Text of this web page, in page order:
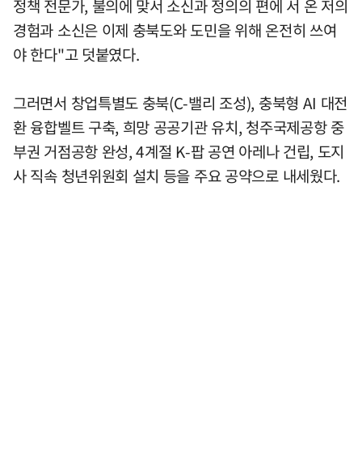
정책 전문가, 불의에 맞서 소신과 정의의 편에 서 온 저의
경험과 소신은 이제 충북도와 도민을 위해 온전히 쓰여
야 한다"고 덧붙였다.
그러면서 창업특별도 충북(C-밸리 조성), 충북형 AI 대전
환 융합벨트 구축, 희망 공공기관 유치, 청주국제공항 중
부권 거점공항 완성, 4계절 K-팝 공연 아레나 건립, 도지
사 직속 청년위원회 설치 등을 주요 공약으로 내세웠다.